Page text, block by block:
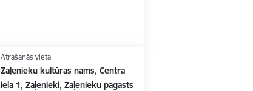
Atrašanās vieta
Zaļenieku kultūras nams, Centra
iela 1, Zaļenieki, Zaļenieku pagasts